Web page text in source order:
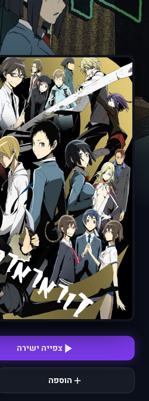
צפייה ישירה
הוספה